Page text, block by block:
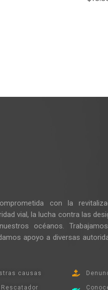
con la
vial, la lucha contra las
océanos.
apoyo a diversas
causas